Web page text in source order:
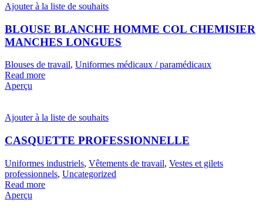
Ajouter à la liste de souhaits
BLOUSE BLANCHE HOMME COL CHEMISIER
MANCHES LONGUES
Blouses de travail, Uniformes médicaux / paramédicaux
Read more
Aperçu
Ajouter à la liste de souhaits
CASQUETTE PROFESSIONNELLE
Uniformes industriels, Vêtements de travail, Vestes et gilets
professionnels, Uncategorized
Read more
Aperçu